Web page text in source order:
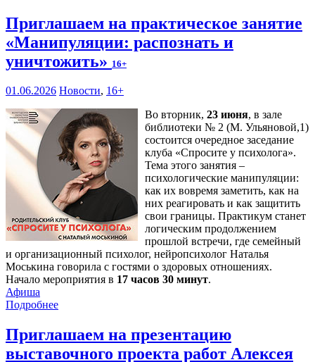
Приглашаем на практическое занятие
«Манипуляции: распознать и
уничтожить» 16+
01.06.2026 Новости, 16+
Во вторник, 23 июня, в зале
библиотеки № 2 (М. Ульяновой,1)
состоится очередное заседание
клуба «Спросите у психолога».
Тема этого занятия –
психологические манипуляции:
как их вовремя заметить, как на
них реагировать и как защитить
свои границы. Практикум станет
логическим продолжением
прошлой встречи, где семейный
и организационный психолог, нейропсихолог Наталья
Моськина говорила с гостями о здоровых отношениях.
Начало мероприятия в 17 часов 30 минут.
Афиша
Подробнее
Приглашаем на презентацию
выставочного проекта работ Алексея